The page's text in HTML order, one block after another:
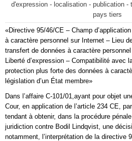
d'expression - localisation - publication -
pays tiers
«Directive 95/46/CE – Champ
à caractère personnel sur Internet – Lieu
transfert de données à caractère
Liberté d’expression – Compatibilité avec
protection plus forte des données à
législation d’un État membre»
Dans l’affaire C-101/01,ayant pour objet
Cour, en application de l’article 234 CE,
tendant à obtenir, dans la procédure
juridiction contre Bodil Lindqvist, une
notamment, l’interprétation de la directive